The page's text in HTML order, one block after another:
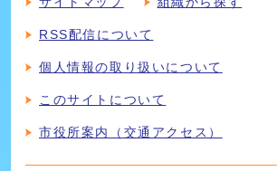
RSS配信について
個人情報の取り扱いについて
このサイトについて
市役所案内（交通アクセス）